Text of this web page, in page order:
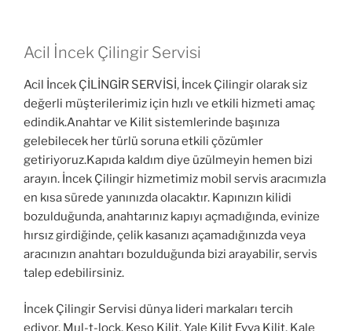
Acil İncek Çilingir Servisi
Acil İncek ÇİLİNGİR SERVİSİ, İncek Çilingir olarak siz
değerli müşterilerimiz için hızlı ve etkili hizmeti amaç
edindik.Anahtar ve Kilit sistemlerinde başınıza
gelebilecek her türlü soruna etkili çözümler
getiriyoruz.Kapıda kaldım diye üzülmeyin hemen bizi
arayın. İncek Çilingir hizmetimiz mobil servis aracımızla
en kısa sürede yanınızda olacaktır. Kapınızın kilidi
bozulduğunda, anahtarınız kapıyı açmadığında, evinize
hırsız girdiğinde, çelik kasanızı açamadığınızda veya
aracınızın anahtarı bozulduğunda bizi arayabilir, servis
talep edebilirsiniz.
İncek Çilingir Servisi dünya lideri markaları tercih
ediyor. Mul-t-lock, Keso Kilit, Yale Kilit Evva Kilit, Kale